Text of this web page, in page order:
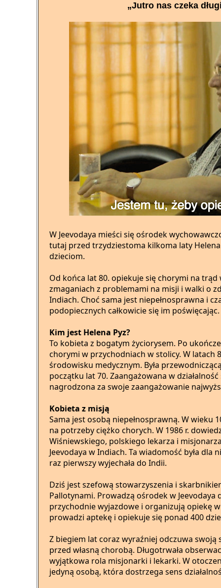
„Jutro nas czeka
W Jeevodaya mieści się ośrodek
tutaj przed trzydziestoma kilkoma laty
dzieciom.
Od końca lat 80. opiekuje się chorymi na trąd
zmaganiach z problemami na misji i walki o
Indiach. Choć sama jest niepełnosprawna i
podopiecznych całkowicie się im poświęcając.
Kim jest Helena Pyz?
To kobieta z bogatym życiorysem. Po
chorymi w przychodniach w stolicy. W latach
środowisku medycznym. Była
początku lat 70. Zaangażowana w
nagrodzona za swoje zaangażowanie
Kobieta z misją
Sama jest osobą niepełnosprawną. W wieku
na potrzeby ciężko chorych. W 1986 r.
Wiśniewskiego, polskiego lekarza i
Jeevodaya w Indiach. Ta wiadomość była dla
raz pierwszy wyjechała do Indii.
Dziś jest szefową stowarzyszenia i
Pallotynami. Prowadzą ośrodek w
przychodnie wyjazdowe i organizują opiekę
prowadzi aptekę i opiekuje się ponad 400
Z biegiem lat coraz wyraźniej odczuwa swoją
przed własną chorobą. Długotrwała
wyjątkowa rola misjonarki i lekarki. W
jedyną osobą, która dostrzega sens